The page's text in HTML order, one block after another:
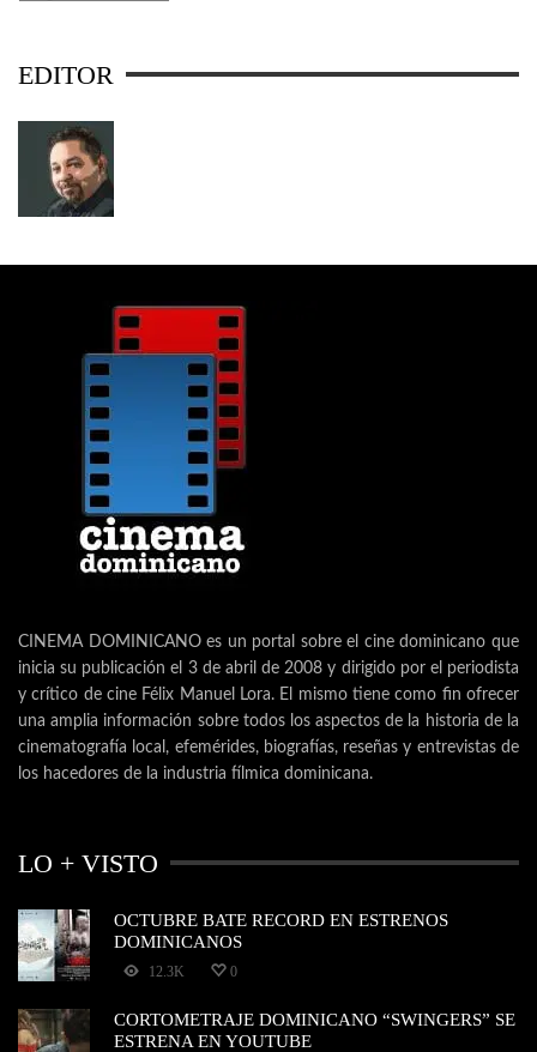
EDITOR
CINEMA DOMINICANO es un portal sobre el cine dominicano que
inicia su publicación el 3 de abril de 2008 y dirigido por el periodista
y crítico de cine Félix Manuel Lora. El mismo tiene como fin ofrecer
una amplia información sobre todos los aspectos de la historia de la
cinematografía local, efemérides, biografías, reseñas y entrevistas de
los hacedores de la industria fílmica dominicana.
LO + VISTO
OCTUBRE BATE RECORD EN ESTRENOS
DOMINICANOS
12.3K 0
CORTOMETRAJE DOMINICANO “SWINGERS” SE
ESTRENA EN YOUTUBE